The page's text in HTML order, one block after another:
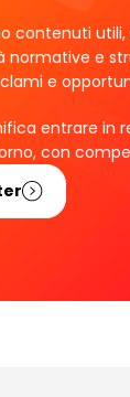
contenuti
normative e
e
entrare in
con